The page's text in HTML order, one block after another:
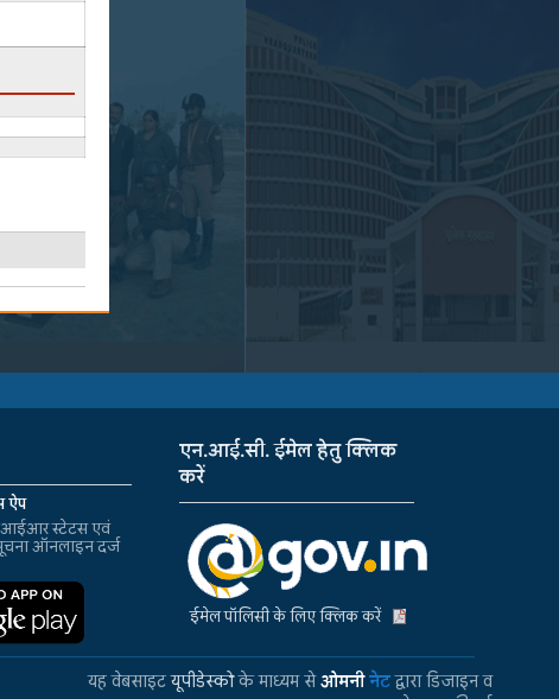
ऐप
स्टेटस एवं
ऑनलाइन दर्ज
एन.आई.सी. ईमेल हेतु क्लिक
करें
ईमेल पॉलिसी के लिए क्लिक करें
यह वेबसाइटयूपीडेस्कोके माध्यम सेओमनीनेटद्वारा डिजाइन व